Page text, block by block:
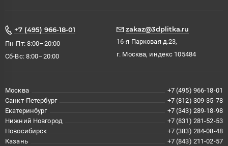
+7 (495) 966-18-01
Пн-Пт: 8:00–20:00
Сб-Вс: 8:00–20:00
zakaz@3dplitka.ru
16-я Парковая д.23,
г. Москва, индекс 105484
Москва
+7 (495) 966-18-01
Санкт-Петербург
+7 (812) 309-35-78
Екатеринбург
+7 (343) 289-18-98
Нижний Новгород
+7 (831) 281-52-53
Новосибирск
+7 (383) 284-08-48
Казань
+7 (843) 211-02-57